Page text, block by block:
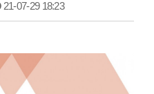
21-07-29 18:23